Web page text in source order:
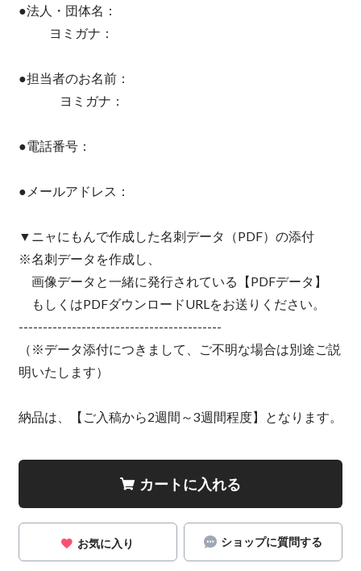
●法人・団体名：
ヨミガナ：
●担当者のお名前：
ヨミガナ：
●電話番号：
●メールアドレス：
▼ニャにもんで作成した名刺データ（PDF）の添付
※名刺データを作成し、
画像データと一緒に発行されている【PDFデータ】
もしくはPDFダウンロードURLをお送りください。
------------------------------------------
（※データ添付につきまして、ご不明な場合は別途ご説
明いたします）
納品は、【ご入稿から2週間～3週間程度】となります。
カートに入れる
お気に入り ショップに質問する